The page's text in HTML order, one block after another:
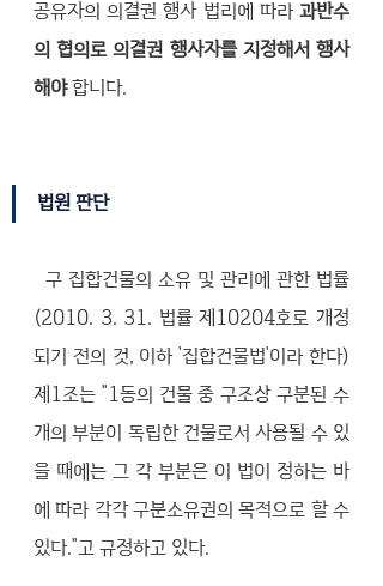
공유자의 의결권 행사 법리에 따라 과반수
의 협의로 의결권 행사자를 지정해서 행사
해야 합니다.
법원 판단
(2010. 3. 31. 법률 제10204호로 개정
되기 전의 것, 이하 '집합건물법'이라 한다)
제1조는 "1동의 건물 중 구조상 구분된 수
개의 부분이 독립한 건물로서 사용될 수 있
을 때에는 그 각 부분은 이 법이 정하는 바
에 따라 각각 구분소유권의 목적으로 할 수
있다."고 규정하고 있다.